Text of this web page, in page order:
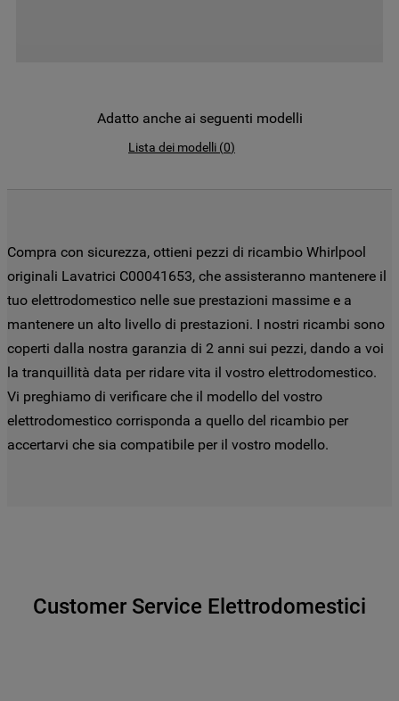
Adatto anche ai seguenti modelli
Lista dei modelli (0)
Compra con sicurezza, ottieni pezzi di ricambio Whirlpool
originali Lavatrici C00041653, che assisteranno mantenere il
tuo elettrodomestico nelle sue prestazioni massime e a
mantenere un alto livello di prestazioni. I nostri ricambi sono
coperti dalla nostra garanzia di 2 anni sui pezzi, dando a voi
la tranquillità data per ridare vita il vostro elettrodomestico.
Vi preghiamo di verificare che il modello del vostro
elettrodomestico corrisponda a quello del ricambio per
accertarvi che sia compatibile per il vostro modello.
Customer Service Elettrodomestici
a destra, saranno mantenute le
impostazioni predefinite che non
condivisione dei tuoi dati con terze parti
per tali finalità. Accedendo alla sezione
“VOGLIO DEFINIRE LE MIE PREFERENZE
SUI COOKIE”, potrai impostare in modo
specifico le tue preferenze.